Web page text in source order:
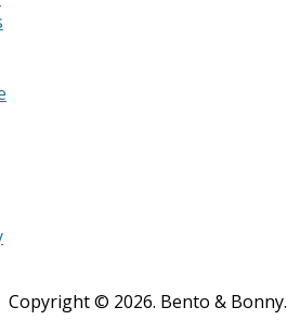
Copyright © 2026. Bento & Bonny.